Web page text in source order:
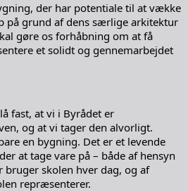
der har potentiale til at vække
på grund af dens særlige arkitektur
gøre os forhåbning om at få
et solidt og gennemarbejdet
fast, at vi i Byrådet er
og at vi tager den alvorligt.
en bygning. Det er et levende
at tage vare på – både af hensyn
bruger skolen hver dag, og af
repræsenterer.